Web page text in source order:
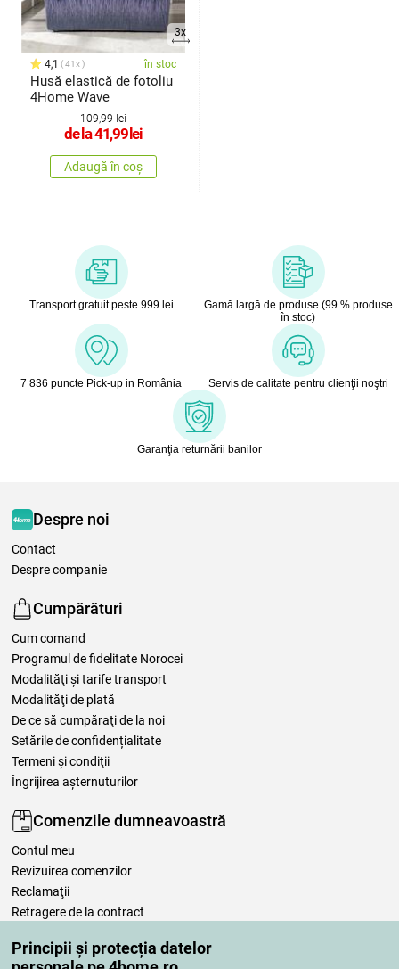
Principii și protecția datelor
3x
4,1 41x în stoc
Husă elastică de fotoliu
4Home Wave
109,99 lei
de la41,99 lei
Adaugă în coș
Transport gratuit peste 999 lei
Gamă largă de produse (99 % produse
în stoc)
7 836 puncte Pick-up in România Servis de calitate pentru clienţii noştri
Garanţia returnării banilor
Despre noi
Contact
Despre companie
Cumpărături
Cum comand
Programul de fidelitate Norocei
Modalităţi şi tarife transport
Modalităţi de plată
De ce să cumpăraţi de la noi
Setările de confidențialitate
Termeni şi condiţii
Îngrijirea așternuturilor
Comenzile dumneavoastră
Contul meu
Revizuirea comenzilor
Reclamaţii
Retragere de la contract